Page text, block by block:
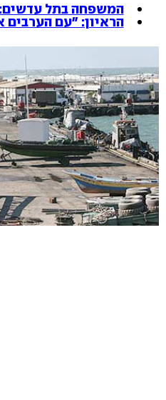
המשפחה בתל עדשים:
הראיון: "עם